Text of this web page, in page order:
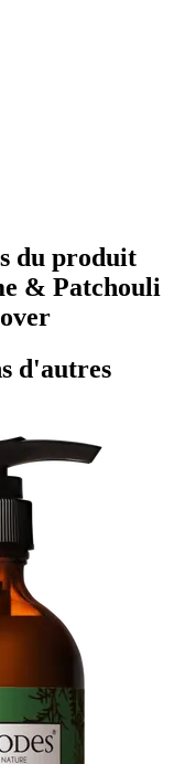
du produit
& Patchouli
d'autres